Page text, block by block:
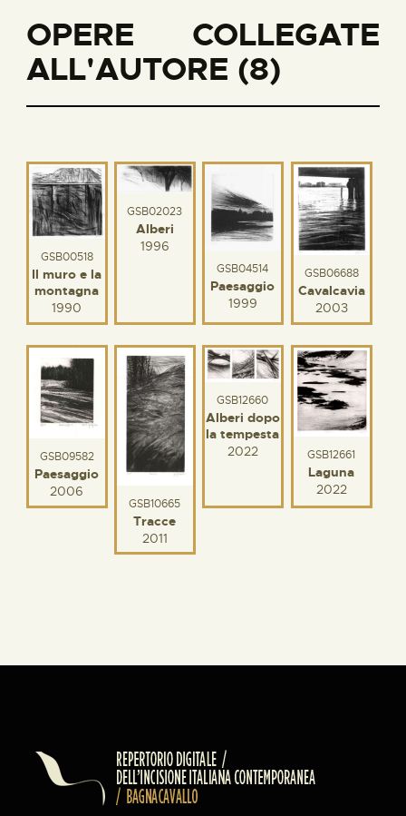
OPERE COLLEGATE
ALL'AUTORE (8)
GSB00518
Il muro e la
montagna
1990
GSB02023
Alberi
1996
GSB04514
Paesaggio
1999
GSB06688
Cavalcavia
2003
GSB09582
Paesaggio
2006
GSB10665
Tracce
2011
GSB12660
Alberi dopo
la tempesta
2022
GSB12661
Laguna
2022